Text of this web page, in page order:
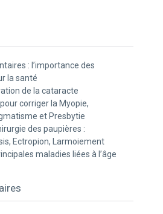
: l’importance des
la santé
de la cataracte
corriger la Myopie,
et Presbytie
des paupières :
Ectropion, Larmoiement
maladies liées à l’âge